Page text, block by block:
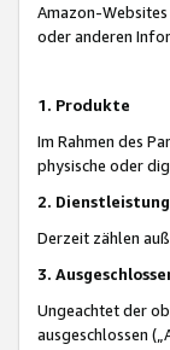
Amazon-
oder anderen
1. Produkte
Im Rahmen des
physische oder
2.
Derzeit zählen
3.
Ungeachtet der
ausgeschlossen